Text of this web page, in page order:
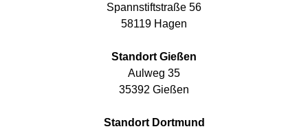
Spannstiftstraße 56
58119 Hagen
Standort Gießen
Aulweg 35
35392 Gießen
Standort Dortmund